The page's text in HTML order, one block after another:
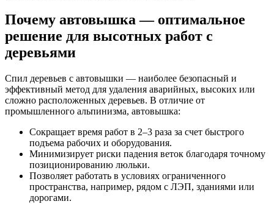
Почему автовышка — оптимальное
решение для высотных работ с
деревьями
Спил деревьев с автовышки — наиболее безопасный и
эффективный метод для удаления аварийных, высоких или
сложно расположенных деревьев. В отличие от
промышленного альпинизма, автовышка:
Сокращает время работ в 2–3 раза за счет быстрого
подъема рабочих и оборудования.
Минимизирует риски падения веток благодаря точному
позиционированию люльки.
Позволяет работать в условиях ограниченного
пространства, например, рядом с ЛЭП, зданиями или
дорогами.